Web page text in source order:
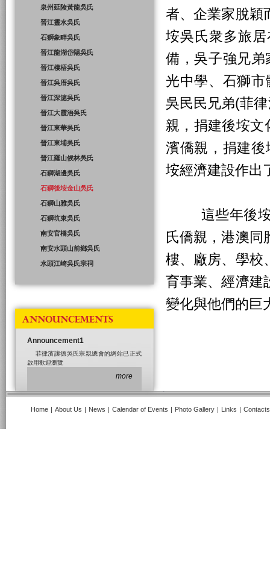
者、企業家脫穎
垵吳氏衆多旅
備，吳子強兄
光中學、石獅
吳民民兄弟(菲
親，捐建後垵文
濱僑親，捐建
垵經濟建設作出
這些年後垵鄉
氏僑親，港澳同
樓、廠房、學校
育事業、經濟建
變化與他們的巨
泉州延陵黃龍吳氏
晉江靈水吳氏
石獅象畔吳氏
晉江龍湖岱陽吳氏
晉江棲梧吳氏
晉江吳厝吳氏
晉江深滬吳氏
晉江大霞浯吳氏
晉江東華吳氏
晉江東埔吳氏
晉江羅山候林吳氏
石獅湖邊吳氏
石獅後垵金山吳氏
石獅山雅吳氏
石獅坑東吳氏
南安官橋吳氏
南安水頭山前鄉吳氏
水頭江崎吳氏宗祠
ANNOUNCEMENTS
Announcement1
菲律濱讓德吳氏宗親總會的網站已正式
啟用歡迎瀏覽
more
Home | About Us | News | Calendar of Events | Photo Gallery | Links | Contacts